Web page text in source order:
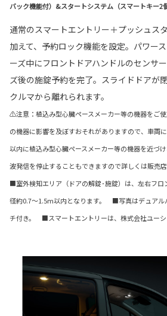
バック機能付）&スタートシステム（スマートキー2個
通常のスマートエントリー＋プッシュス
加えて、予約ロック機能を設定。パワー
ーズ中にフロントドアハンドルのセンサ
ズ後の施錠予約を完了。スライドドアが
クルマから離れられます。
⚠注意：植込み型心臓ペースメーカー等の機器をご
の機器に影響を及ぼすおそれがありますので、車両
以内に植込み型心臓ペースメーカー等の機器を近づ
波発信を停止することもできますので詳しくは販売店
■室外検知エリア（ドアの解錠･施錠）は、左右フロ
径約0.7～1.5m以内となります。 ■写真はデュアル
チ付き。 ■スマートエントリーは、株式会社ユーシ